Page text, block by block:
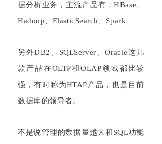
据分析业务，主流产品有：HBase、
Hadoop、 ElasticSearch 、 Spark
另外DB2 、 SQLServer、Oracle这几
款产品在OLTP和OLAP领域都比较
强，有时称为HTAP产品，也是目前
数据库的领导者。
不是说管理的数据量越大和SQL功能